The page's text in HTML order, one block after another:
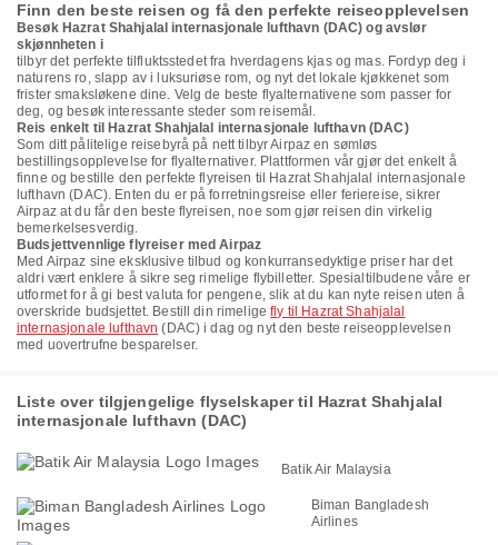
Finn den beste reisen og få den perfekte reiseopplevelsen
Besøk Hazrat Shahjalal internasjonale lufthavn (DAC) og avslør
skjønnheten i
tilbyr det perfekte tilfluktsstedet fra hverdagens kjas og mas. Fordyp deg i
naturens ro, slapp av i luksuriøse rom, og nyt det lokale kjøkkenet som
frister smaksløkene dine. Velg de beste flyalternativene som passer for
deg, og besøk interessante steder som reisemål.
Reis enkelt til Hazrat Shahjalal internasjonale lufthavn (DAC)
Som ditt pålitelige reisebyrå på nett tilbyr Airpaz en sømløs
bestillingsopplevelse for flyalternativer. Plattformen vår gjør det enkelt å
finne og bestille den perfekte flyreisen til Hazrat Shahjalal internasjonale
lufthavn (DAC). Enten du er på forretningsreise eller feriereise, sikrer
Airpaz at du får den beste flyreisen, noe som gjør reisen din virkelig
bemerkelsesverdig.
Budsjettvennlige flyreiser med Airpaz
Med Airpaz sine eksklusive tilbud og konkurransedyktige priser har det
aldri vært enklere å sikre seg rimelige flybilletter. Spesialtilbudene våre er
utformet for å gi best valuta for pengene, slik at du kan nyte reisen uten å
overskride budsjettet. Bestill din rimeligefly til Hazrat Shahjalal
internasjonale lufthavn (DAC) i dag og nyt den beste reiseopplevelsen
med uovertrufne besparelser.
Liste over tilgjengelige flyselskaper til Hazrat Shahjalal
internasjonale lufthavn (DAC)
Batik Air Malaysia
Biman Bangladesh
Airlines